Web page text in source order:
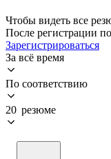
Чтобы видеть все
После регистрации
Зарегистрироваться
За всё время
По соответствию
20 резюме